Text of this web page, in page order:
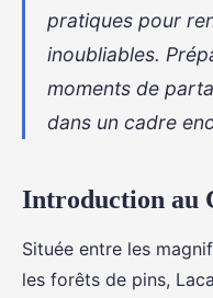
pratiques pour
inoubliables.
moments de
dans un cadre
Introduction au
Située entre les
les forêts de pins,